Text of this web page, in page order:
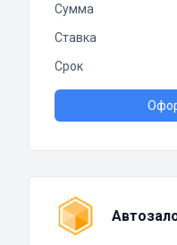
Сумма
Ставка
Срок